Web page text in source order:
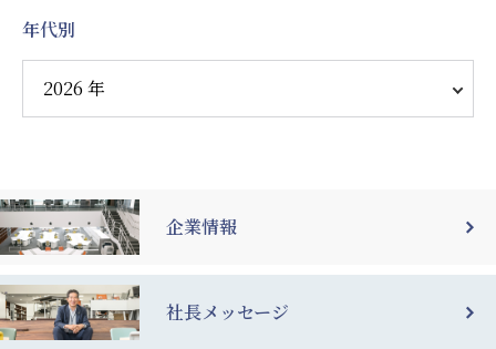
年代別
企業情報
社長メッセージ